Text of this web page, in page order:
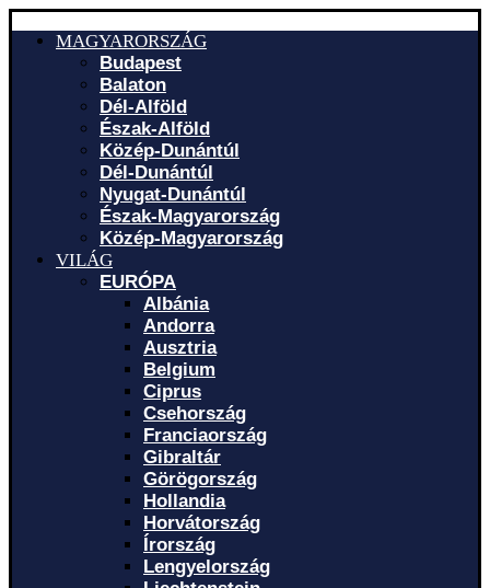
MAGYARORSZÁG
Budapest
Balaton
Dél-Alföld
Észak-Alföld
Közép-Dunántúl
Dél-Dunántúl
Nyugat-Dunántúl
Észak-Magyarország
Közép-Magyarország
VILÁG
EURÓPA
Albánia
Andorra
Ausztria
Belgium
Ciprus
Csehország
Franciaország
Gibraltár
Görögország
Hollandia
Horvátország
Írország
Lengyelország